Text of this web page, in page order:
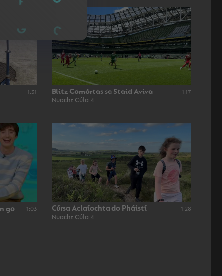
1:31 Blitz Comórtas sa Staid Aviva
Nuacht Cúla 4
1:17
go 1:03 Cúrsa Aclaíochta do Pháistí
Nuacht Cúla 4
1:28